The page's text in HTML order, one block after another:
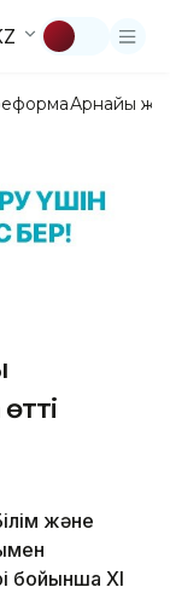
Арнайы
және
бойынша ХІ